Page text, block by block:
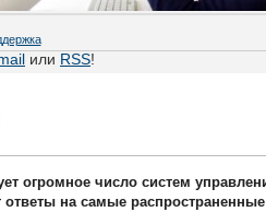
или RSS!
огромное число систем
на самые распространенные